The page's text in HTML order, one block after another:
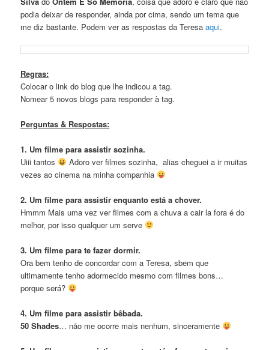
podia deixar de responder, ainda por cima, sendo um tema que
me diz bastante. Podem ver as respostas da Teresaaqui.
Regras:
Colocar o link do blog que lhe indicou a tag.
Nomear 5 novos blogs para responder à tag.
Perguntas & Respostas:
1. Um filme para assistir sozinha.
Uiii tantos
Adoro ver filmes sozinha, alias cheguei a ir muitas
vezes ao cinema na minha companhia
2. Um filme para assistir enquanto está a chover.
Hmmm Mais uma vez ver filmes com a chuva a cair la fora é do
melhor, por isso qualquer um serve
3. Um filme para te fazer dormir.
Ora bem tenho de concordar com a Teresa, sbem que
ultimamente tenho adormecido mesmo com filmes bons…
porque será?
4. Um filme para assistir bêbada.
50 Shades… não me ocorre mais nenhum, sinceramente